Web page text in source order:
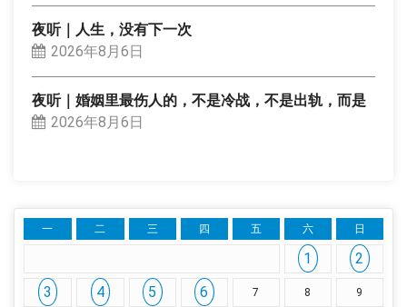
夜听｜人生，没有下一次
2026年8月6日
夜听｜婚姻里最伤人的，不是冷战，不是出轨，而是
2026年8月6日
一 二 三 四 五 六 日
1
2
3
4 5 6 7 8 9